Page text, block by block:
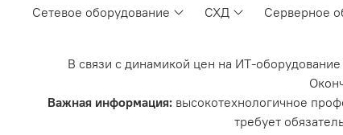
Сетевое оборудование СХД Серверное
В связи с динамикой цен на ИТ-
Важная информация: высокотехнологичное
требует